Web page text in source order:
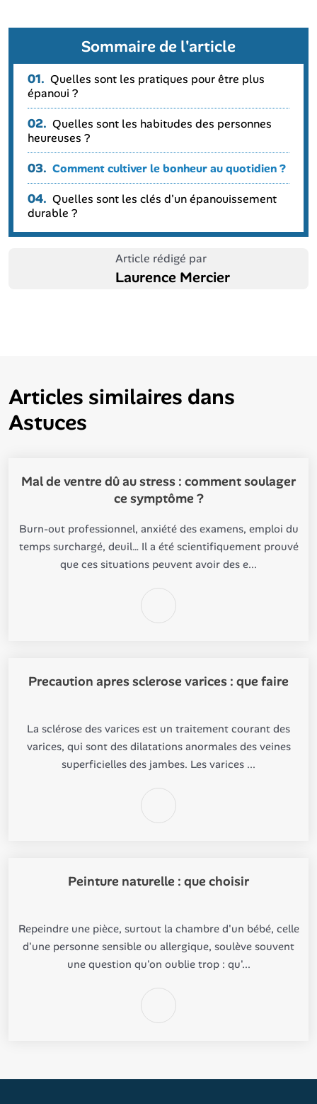
Sommaire de l'article
01. Quelles sont les pratiques pour être plus
épanoui ?
02. Quelles sont les habitudes des personnes
heureuses ?
03. Comment cultiver le bonheur au quotidien ?
04. Quelles sont les clés d'un épanouissement
durable ?
Article rédigé par
Laurence Mercier
Articles similaires dans
Astuces
Mal de ventre dû au stress : comment soulager
ce symptôme ?
Burn-out professionnel, anxiété des examens, emploi du
temps surchargé, deuil… Il a été scientifiquement prouvé
que ces situations peuvent avoir des e...
Precaution apres sclerose varices : que faire
La sclérose des varices est un traitement courant des
varices, qui sont des dilatations anormales des veines
superficielles des jambes. Les varices ...
Peinture naturelle : que choisir
Repeindre une pièce, surtout la chambre d'un bébé, celle
d'une personne sensible ou allergique, soulève souvent
une question qu'on oublie trop : qu'...